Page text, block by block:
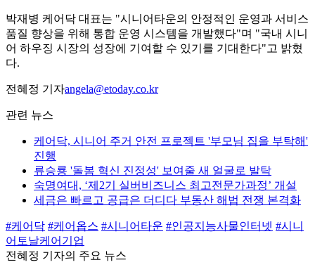
박재병 케어닥 대표는 "시니어타운의 안정적인 운영과 서비스
품질 향상을 위해 통합 운영 시스템을 개발했다"며 "국내 시니
어 하우징 시장의 성장에 기여할 수 있기를 기대한다"고 밝혔
다.
전혜정 기자angela@etoday.co.kr
관련 뉴스
케어닥, 시니어 주거 안전 프로젝트 '부모님 집을 부탁해'
진행
류승룡 '돌봄 혁신 진정성' 보여줄 새 얼굴로 발탁
숙명여대, ‘제2기 실버비즈니스 최고전문가과정’ 개설
세금은 빠르고 공급은 더디다 부동산 해법 전쟁 본격화
#케어닥 #케어옵스 #시니어타운 #인공지능사물인터넷 #시니
어토날케어기업
전혜정 기자의 주요 뉴스